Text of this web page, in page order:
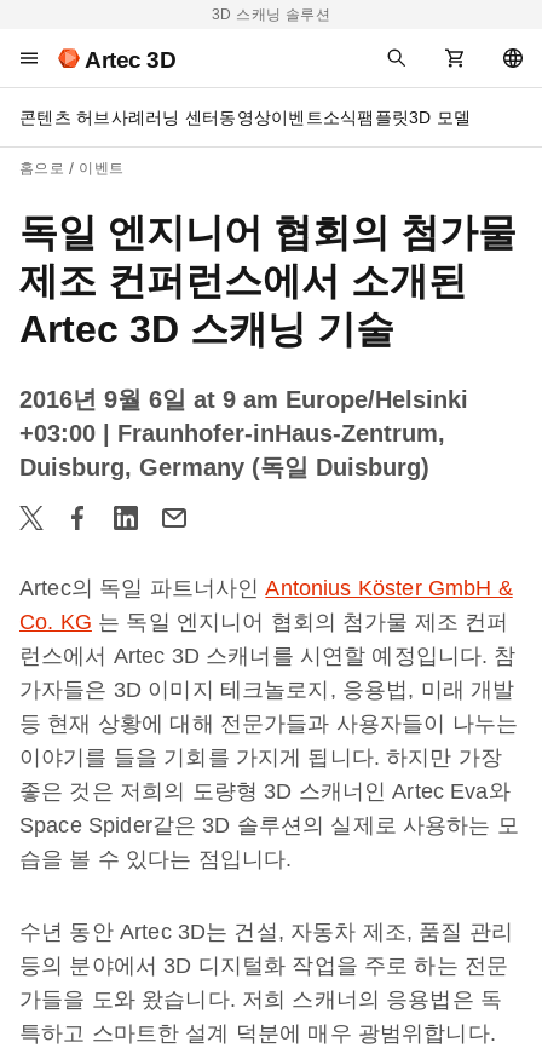
3D 스캐닝 솔루션
Artec 3D
콘텐츠 허브사례러닝 센터동영상이벤트소식팸플릿3D 모델
홈으로 이벤트
독일 엔지니어 협회의 첨가물
제조 컨퍼런스에서 소개된
Artec 3D 스캐닝 기술
2016년 9월 6일 at 9 am Europe/Helsinki
+03:00
| Fraunhofer-inHaus-Zentrum,
Duisburg, Germany (독일 Duisburg)
Artec의 독일 파트너사인Antonius Köster GmbH &
Co. KG 는 독일 엔지니어 협회의 첨가물 제조 컨퍼
런스에서 Artec 3D 스캐너를 시연할 예정입니다. 참
가자들은 3D 이미지 테크놀로지, 응용법, 미래 개발
등 현재 상황에 대해 전문가들과 사용자들이 나누는
이야기를 들을 기회를 가지게 됩니다. 하지만 가장
좋은 것은 저희의 도량형 3D 스캐너인 Artec Eva와
Space Spider같은 3D 솔루션의 실제로 사용하는 모
습을 볼 수 있다는 점입니다.
수년 동안 Artec 3D는 건설, 자동차 제조, 품질 관리
등의 분야에서 3D 디지털화 작업을 주로 하는 전문
가들을 도와 왔습니다. 저희 스캐너의 응용법은 독
특하고 스마트한 설계 덕분에 매우 광범위합니다.